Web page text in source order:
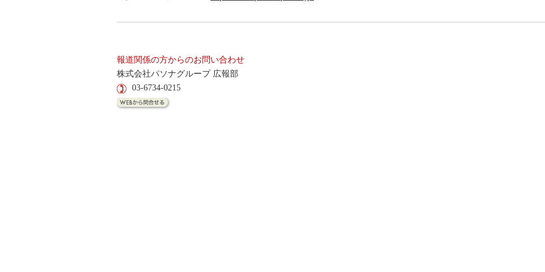
報道関係の方からのお問い合わせ
株式会社パソナグループ 広報部
03-6734-0215